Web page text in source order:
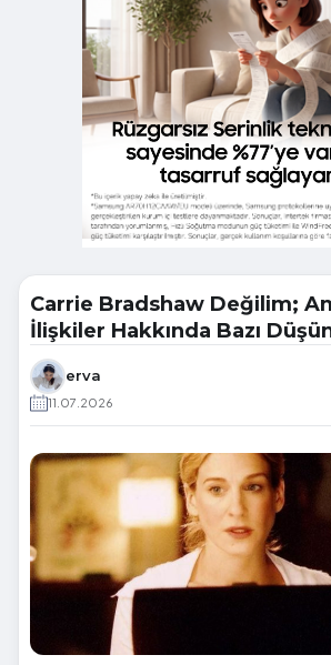
Carrie Bradshaw Değilim;
İlişkiler Hakkında Bazı
erva
11.07.2026